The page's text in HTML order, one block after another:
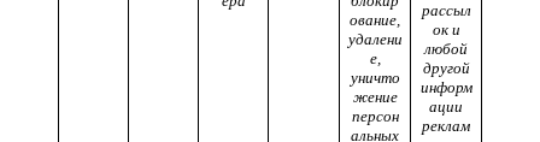
ование,
удалени
е,
уничто
жение
персон
альных
рассыл
ок и
любой
другой
информ
ации
реклам